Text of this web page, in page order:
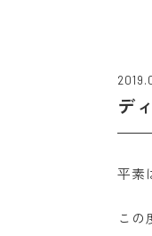
デ
平素
この